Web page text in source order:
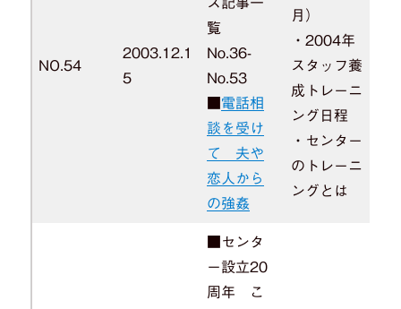
NO.54
2003.12.1
5
ス記事一
覧
No.36-
No.53
電話相
談を受け
て 夫や
恋人から
の強姦
月）
・2004年
スタッフ養
成トレーニ
ング日程
・センター
のトレーニ
ングとは
■センタ
ー設立20
周年 こ